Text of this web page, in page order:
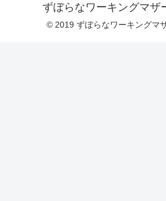
ずぼらなワーキングマザ
© 2019 ずぼらなワーキングマ